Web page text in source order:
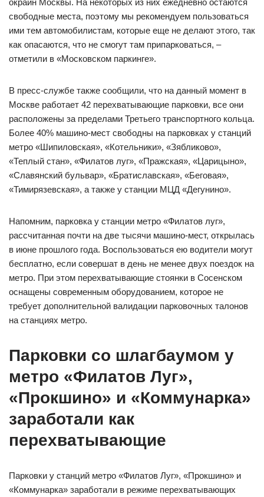
окраин Москвы. На некоторых из них ежедневно остаются
свободные места, поэтому мы рекомендуем пользоваться
ими тем автомобилистам, которые еще не делают этого, так
как опасаются, что не смогут там припарковаться, –
отметили в «Московском паркинге».
В пресс-службе также сообщили, что на данный момент в
Москве работает 42 перехватывающие парковки, все они
расположены за пределами Третьего транспортного кольца.
Более 40% машино-мест свободны на парковках у станций
метро «Шипиловская», «Котельники», «Зябликово»,
«Теплый стан», «Филатов луг», «Пражская», «Царицыно»,
«Славянский бульвар», «Братиславская», «Беговая»,
«Тимирязевская», а также у станции МЦД «Дегунино».
Напомним, парковка у станции метро «Филатов луг»,
рассчитанная почти на две тысячи машино-мест, открылась
в июне прошлого года. Воспользоваться ею водители могут
бесплатно, если совершат в день не менее двух поездок на
метро. При этом перехватывающие стоянки в Сосенском
оснащены современным оборудованием, которое не
требует дополнительной валидации парковочных талонов
на станциях метро.
Парковки со шлагбаумом у
метро «Филатов Луг»,
«Прокшино» и «Коммунарка»
заработали как
перехватывающие
Парковки у станций метро «Филатов Луг», «Прокшино» и
«Коммунарка» заработали в режиме перехватывающих